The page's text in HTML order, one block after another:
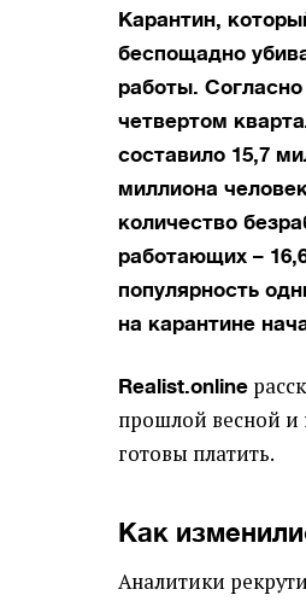
Карантин,
беспощадно
работы.
четвертом
составило 15,7
миллиона
количество
работающих –
популярность
на карантине
Realist.online
прошлой весной и
готовы платить.
Как
Аналитики